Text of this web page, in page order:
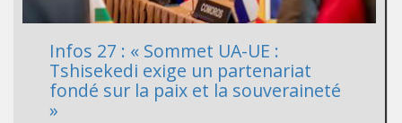
Infos 27 : « Sommet UA-UE :
Tshisekedi exige un partenariat
fondé sur la paix et la souveraineté
»